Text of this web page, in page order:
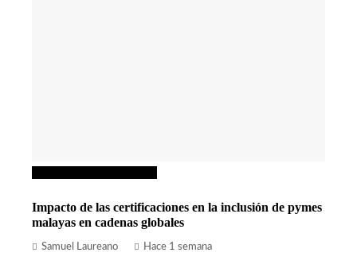
Impacto de las certificaciones en la inclusión de pymes
malayas en cadenas globales
Samuel Laureano Hace 1 semana